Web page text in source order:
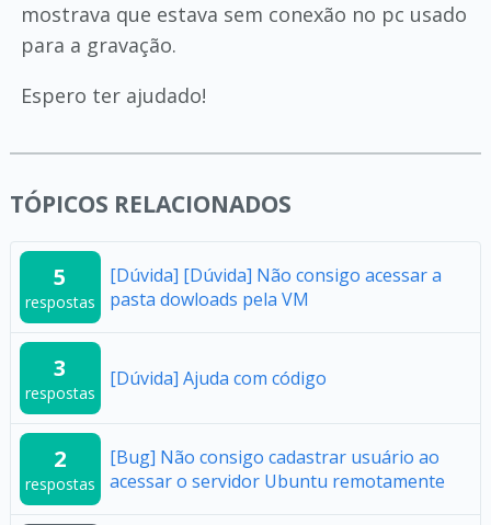
mostrava que estava sem conexão no pc usado
para a gravação.
Espero ter ajudado!
TÓPICOS RELACIONADOS
5
respostas
[Dúvida] [Dúvida] Não consigo acessar a
pasta dowloads pela VM
3
respostas
[Dúvida] Ajuda com código
2
respostas
[Bug] Não consigo cadastrar usuário ao
acessar o servidor Ubuntu remotamente